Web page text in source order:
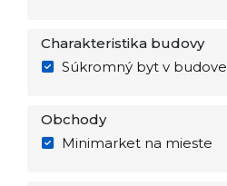
Charakteristika budovy
Súkromný byt v budove
Obchody
Minimarket na mieste